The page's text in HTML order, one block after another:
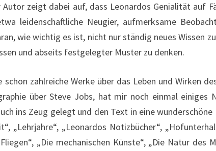
zeigt dabei auf, dass Leonardos Genialität auf
leidenschaftliche Neugier, aufmerksame
wie wichtig es ist, nicht nur ständig neues Wissen
und abseits festgelegter Muster zu denken.
zahlreiche Werke über das Leben und Wirken
über Steve Jobs, hat mir noch einmal einiges
ins Zeug gelegt und den Text in eine
„Lehrjahre“, „Leonardos Notizbücher“,
„Die mechanischen Künste“, „Die Natur des